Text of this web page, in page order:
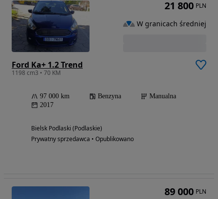
Ford Ka+ 1.2 Trend
1198 cm3 • 70 KM
97 000 km Benzyna
Manualna
2017
Bielsk Podlaski (Podlaskie)
Prywatny sprzedawca • Opublikowano
21 800 PLN
W granicach średniej
89 000 PLN